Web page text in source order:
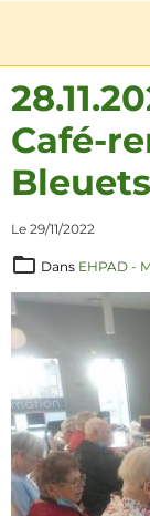
Café-
Le 29/11/2022
Dans EHPAD -